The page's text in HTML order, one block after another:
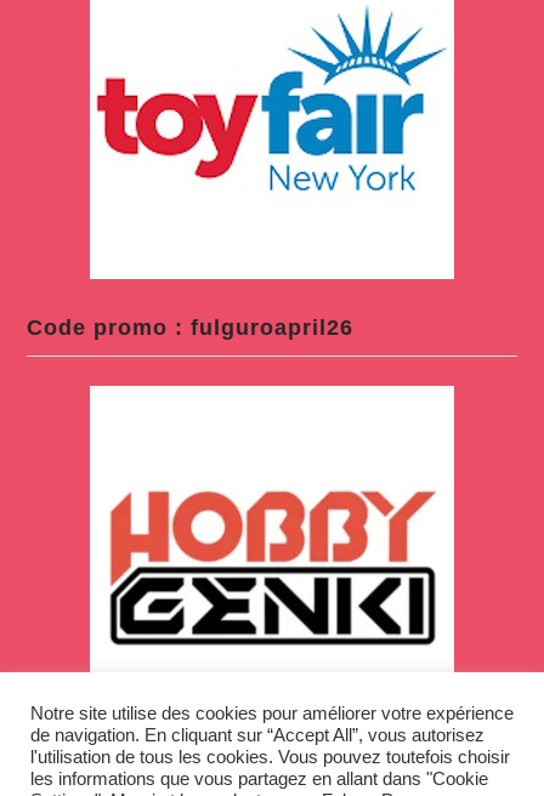
Code promo : fulguroapril26
Notre site utilise des cookies pour améliorer votre expérience
de navigation. En cliquant sur “Accept All”, vous autorisez
l'utilisation de tous les cookies. Vous pouvez toutefois choisir
les informations que vous partagez en allant dans "Cookie